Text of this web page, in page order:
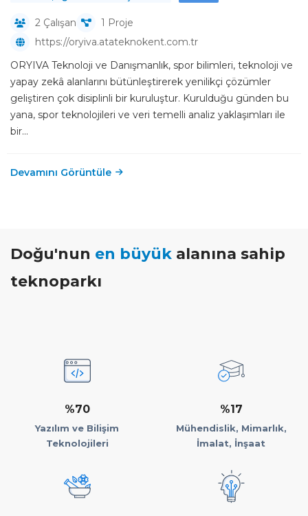
2 Çalışan
1 Proje
https://oryiva.atateknokent.com.tr
ORYIVA Teknoloji ve Danışmanlık, spor bilimleri, teknoloji ve
yapay zekâ alanlarını bütünleştirerek yenilikçi çözümler
geliştiren çok disiplinli bir kuruluştur. Kurulduğu günden bu
yana, spor teknolojileri ve veri temelli analiz yaklaşımları ile
bir...
Devamını Görüntüle
Doğu'nun en büyük alanına sahip
teknoparkı
%70
Yazılım ve Bilişim
Teknolojileri
%17
Mühendislik, Mimarlık,
İmalat, İnşaat